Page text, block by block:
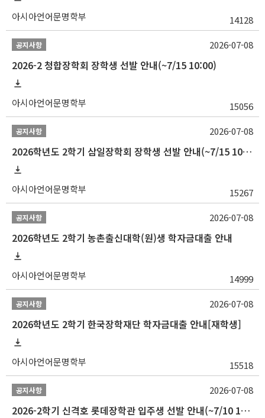
아시아언어문명학부 14128
공지사항
2026-2 청합장학회 장학생 선발 안내(~7/15 10:00)
아시아언어문명학부 15056
2026-07-08
공지사항
2026학년도 2학기 삼일장학회 장학생 선발 안내(~7/15 10:00)
아시아언어문명학부 15267
2026-07-08
공지사항
2026학년도 2학기 농촌출신대학(원)생 학자금대출 안내
아시아언어문명학부 14999
2026-07-08
공지사항
2026학년도 2학기 한국장학재단 학자금대출 안내[재학생]
아시아언어문명학부 15518
2026-07-08
공지사항
2026-2학기 신격호 롯데장학관 입주생 선발 안내(~7/10 10:00)
2026-07-08